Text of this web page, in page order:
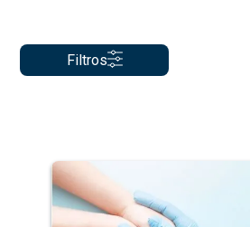
Filtros